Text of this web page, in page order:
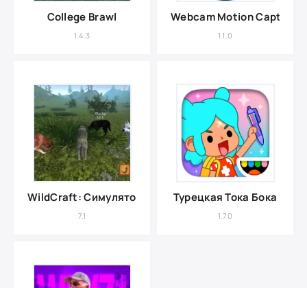
College Brawl
1.4.3
Webcam Motion Capture
1.1.0
WildCraft: Симулятор Зверей
7.1
Турецкая Тока Бока
1.70